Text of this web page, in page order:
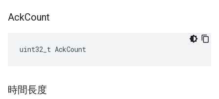
AckCount
uint32_t AckCount
時間長度